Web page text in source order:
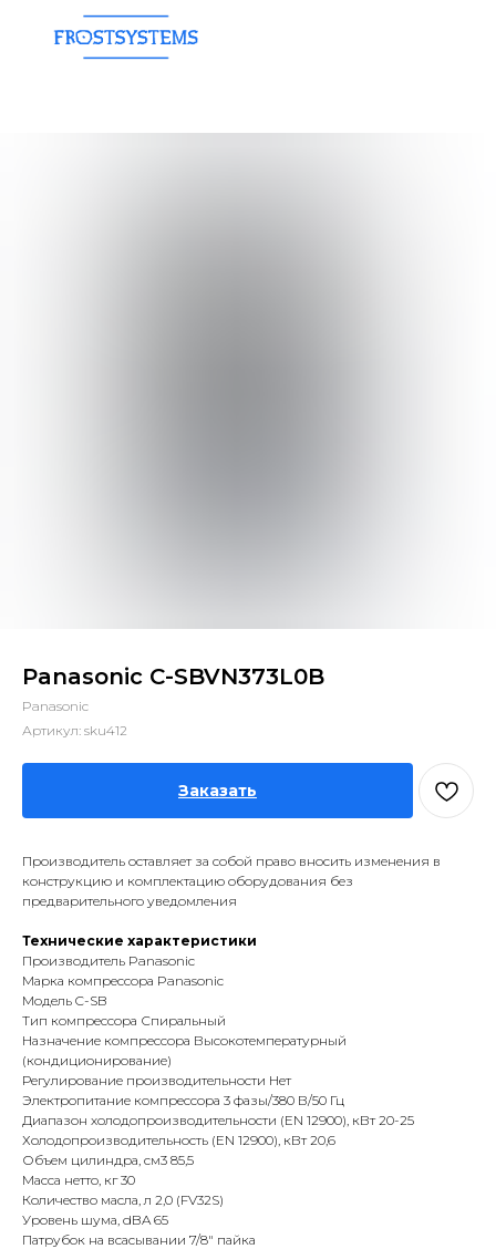
Panasonic C-SBVN373L0B
Panasonic
Артикул: sku412
Заказать
Производитель оставляет за собой право вносить изменения в
конструкцию и комплектацию оборудования без
предварительного уведомления
Технические характеристики
Производитель Panasonic
Марка компрессора Panasonic
Модель C-SB
Тип компрессора Спиральный
Назначение компрессора Высокотемпературный
(кондиционирование)
Регулирование производительности Нет
Электропитание компрессора 3 фазы/380 В/50 Гц
Диапазон холодопроизводительности (EN 12900), кВт 20-25
Холодопроизводительность (EN 12900), кВт 20,6
Объем цилиндра, см3 85,5
Масса нетто, кг 30
Количество масла, л 2,0 (FV32S)
Уровень шума, dBA 65
Патрубок на всасывании 7/8" пайка